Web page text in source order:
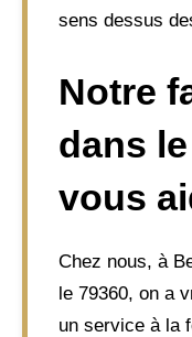
sens dessus
Notre
dans
vous
Chez nous, à
le 79360, on a
un service à la